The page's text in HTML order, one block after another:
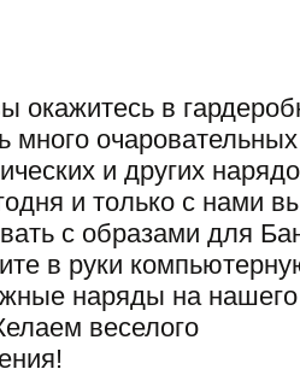
окажитесь в
много
и других
и только с нами
с образами для
в руки
наряды на нашего
веселого